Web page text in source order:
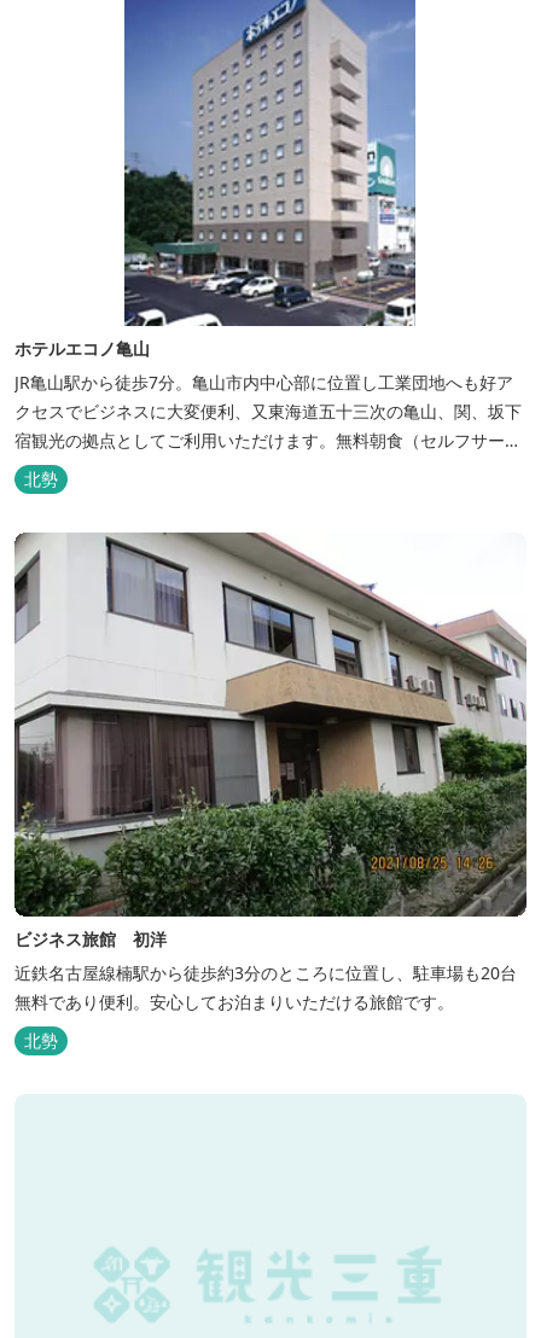
ホテルエコノ亀山
JR亀山駅から徒歩7分。亀山市内中心部に位置し工業団地へも好ア
クセスでビジネスに大変便利、又東海道五十三次の亀山、関、坂下
宿観光の拠点としてご利用いただけます。無料朝食（セルフサービ
ス）、無料駐車場付で低価格な高機能ホテルです。
北勢
ビジネス旅館 初洋
近鉄名古屋線楠駅から徒歩約3分のところに位置し、駐車場も20台
無料であり便利。安心してお泊まりいただける旅館です。
北勢